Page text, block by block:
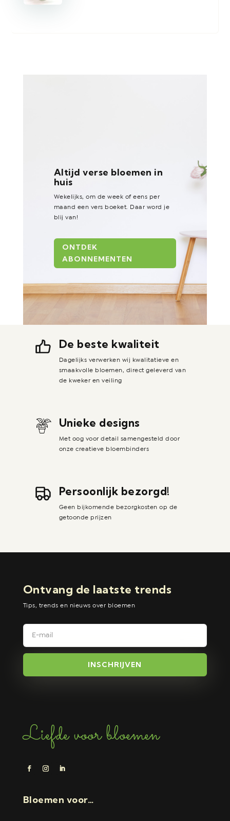
Altijd verse bloemen in
huis
Wekelijks, om de week of eens per
maand een vers boeket. Daar word je
blij van!
ONTDEK
ABONNEMENTEN
De beste kwaliteit
Dagelijks verwerken wij kwalitatieve en
smaakvolle bloemen, direct geleverd van
de kweker en veiling
Unieke designs
Met oog voor detail samengesteld door
onze creatieve bloembinders
Persoonlijk bezorgd!
Geen bijkomende bezorgkosten op de
getoonde prijzen
Ontvang de laatste trends
Tips, trends en nieuws over bloemen
INSCHRIJVEN
Liefde voor bloemen
Bloemen voor…